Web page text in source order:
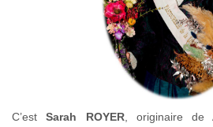
C’estSarah ROYER, originaire de